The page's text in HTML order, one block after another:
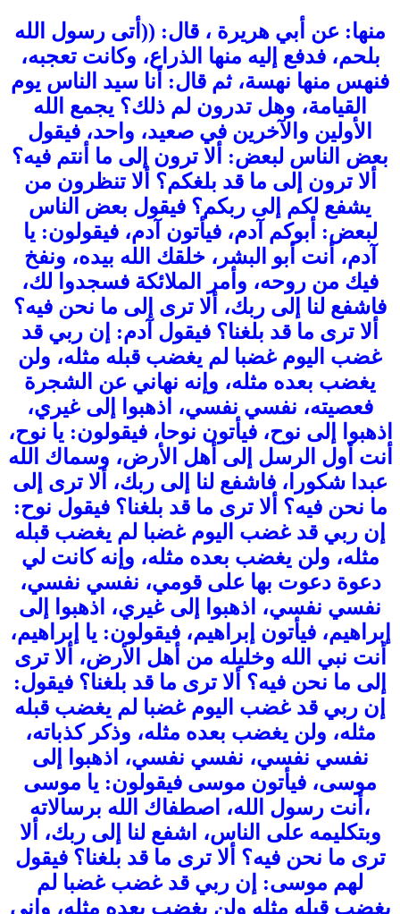
منها: عن أبي هريرة ، قال: ((أتى رسول الله
بلحم، فدفع إليه منها الذراع، وكانت تعجبه،
فنهس منها نهسة، ثم قال: أنا سيد الناس يوم
القيامة، وهل تدرون لم ذلك؟ يجمع الله
الأولين والآخرين في صعيد، واحد، فيقول
بعض الناس لبعض: ألا ترون إلى ما أنتم فيه؟
ألا ترون إلى ما قد بلغكم؟ ألا تنظرون من
يشفع لكم إلى ربكم؟ فيقول بعض الناس
لبعض: أبوكم آدم، فيأتون آدم، فيقولون: يا
آدم، أنت أبو البشر، خلقك الله بيده، ونفخ
فيك من روحه، وأمر الملائكة فسجدوا لك،
فاشفع لنا إلى ربك، ألا ترى إلى ما نحن فيه؟
ألا ترى ما قد بلغنا؟ فيقول آدم: إن ربي قد
غضب اليوم غضبا لم يغضب قبله مثله، ولن
يغضب بعده مثله، وإنه نهاني عن الشجرة
فعصيته، نفسي نفسي، اذهبوا إلى غيري،
اذهبوا إلى نوح، فيأتون نوحا، فيقولون: يا نوح،
أنت أول الرسل إلى أهل الأرض، وسماك الله
عبدا شكورا، فاشفع لنا إلى ربك، ألا ترى إلى
ما نحن فيه؟ ألا ترى ما قد بلغنا؟ فيقول نوح:
إن ربي قد غضب اليوم غضبا لم يغضب قبله
مثله، ولن يغضب بعده مثله، وإنه كانت لي
دعوة دعوت بها على قومي، نفسي نفسي،
نفسي نفسي، اذهبوا إلى غيري، اذهبوا إلى
إبراهيم، فيأتون إبراهيم، فيقولون: يا إبراهيم،
أنت نبي الله وخليله من أهل الأرض، ألا ترى
إلى ما نحن فيه؟ ألا ترى ما قد بلغنا؟ فيقول:
إن ربي قد غضب اليوم غضبا لم يغضب قبله
مثله، ولن يغضب بعده مثله، وذكر كذباته،
نفسي نفسي، نفسي نفسي، اذهبوا إلى
موسى، فيأتون موسى فيقولون: يا موسى
،أنت رسول الله، اصطفاك الله برسالاته
وبتكليمه على الناس، اشفع لنا إلى ربك، ألا
ترى ما نحن فيه؟ ألا ترى ما قد بلغنا؟ فيقول
لهم موسى: إن ربي قد غضب غضبا لم
يغضب قبله مثله ولن يغضب بعده مثله، وإني